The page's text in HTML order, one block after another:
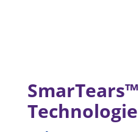
SmarTears™
Technologie